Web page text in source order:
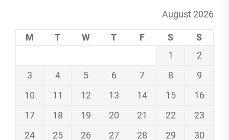
August 2026
M T W T F S
S
1
2
3
4 5 6 7 8
9
10
11 12 13 14 15
16
17
18 19 20 21 22
23
24
25 26 27 28 29 30